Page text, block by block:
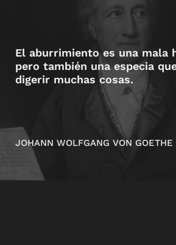
El aburrimiento es una mala
pero también una especia
digerir muchas cosas.
JOHANN WOLFGANG VON GOETHE